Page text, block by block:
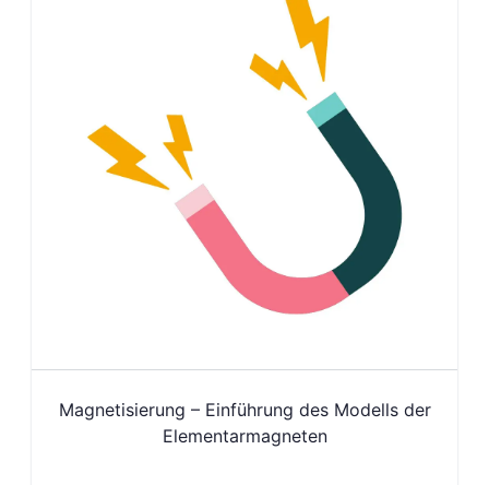
Magnetisierung – Einführung des Modells der
Elementarmagneten